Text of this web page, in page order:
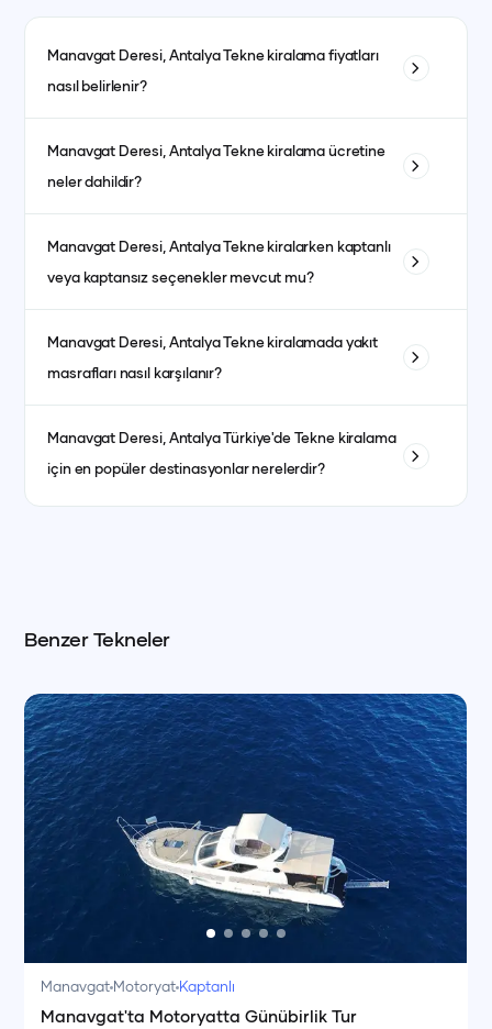
Manavgat Deresi, AntalyaTekne kiralama fiyatları
nasıl belirlenir?
ve bulunduğu bölgeye göre değişiklik gösterir. Ayrıca sezon
dönemleri de fiyatları etkiler. Yüksek sezonda fiyatlar daha
yüksek olurken, düşük sezonda daha avantajlı fiyatlarla
kiralama yapmak mümkündür.
Manavgat Deresi, AntalyaTekne kiralama ücretine
neler dahildir?
garson, yakıt, son temizlik ve limandan alma-bırakma
hizmetleri dahildir. Kumanya (yiyecek, içecek ve
atıştırmalıklar) ise fiyata dahil olmayıp misafirlerin tercihine
göre ayrıca planlanır.
Manavgat Deresi, AntalyaTekne kiralarken kaptanlı
veya kaptansız seçenekler mevcut mu?
bulunmaktadır. Kaptansız kiralama için yeterli denizcilik
tecrübesine sahip olmanız gerekmektedir.
Manavgat Deresi, AntalyaTekne kiralamada yakıt
masrafları nasıl karşılanır?
teknelerde fiyat ayrı olabilmektedir. her teknenin ilan detay
kısmında görebilirsiniz.
Manavgat Deresi, AntalyaTürkiye'de Tekne kiralama
için en popüler destinasyonlar nerelerdir?
Benzer Tekneler
Manavgat Motoryat Kaptanlı
Manavgat'ta Motoryatta Günübirlik Tur